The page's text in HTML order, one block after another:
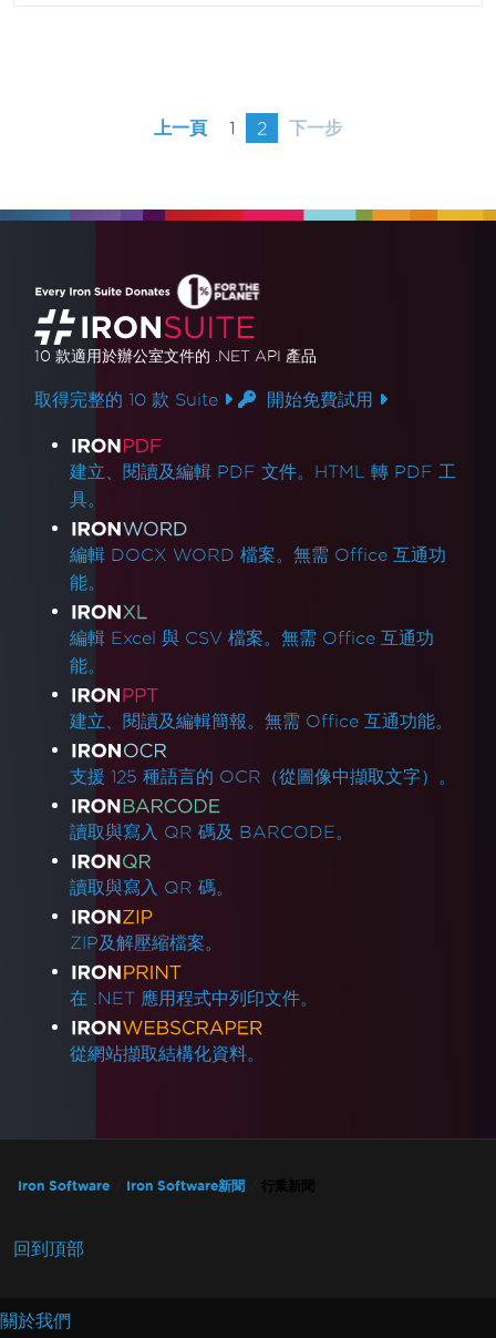
上一頁 1 2 下一步
10 款適用於辦公室文件的 .NET API 產品
取得完整的 10 款 Suite 開始免費試用
產品連結
建立、閱讀及編輯 PDF 文件。HTML 轉 PDF 工
具。
編輯 DOCX WORD 檔案。無需 Office 互通功
能。
編輯 Excel 與 CSV 檔案。無需 Office 互通功
能。
建立、閱讀及編輯簡報。無需 Office 互通功能。
支援 125 種語言的 OCR（從圖像中擷取文字）。
讀取與寫入 QR 碼及 BARCODE。
讀取與寫入 QR 碼。
ZIP及解壓縮檔案。
在 .NET 應用程式中列印文件。
從網站擷取結構化資料。
Iron Software Iron Software新聞 行業新聞
回到頂部
關於我們